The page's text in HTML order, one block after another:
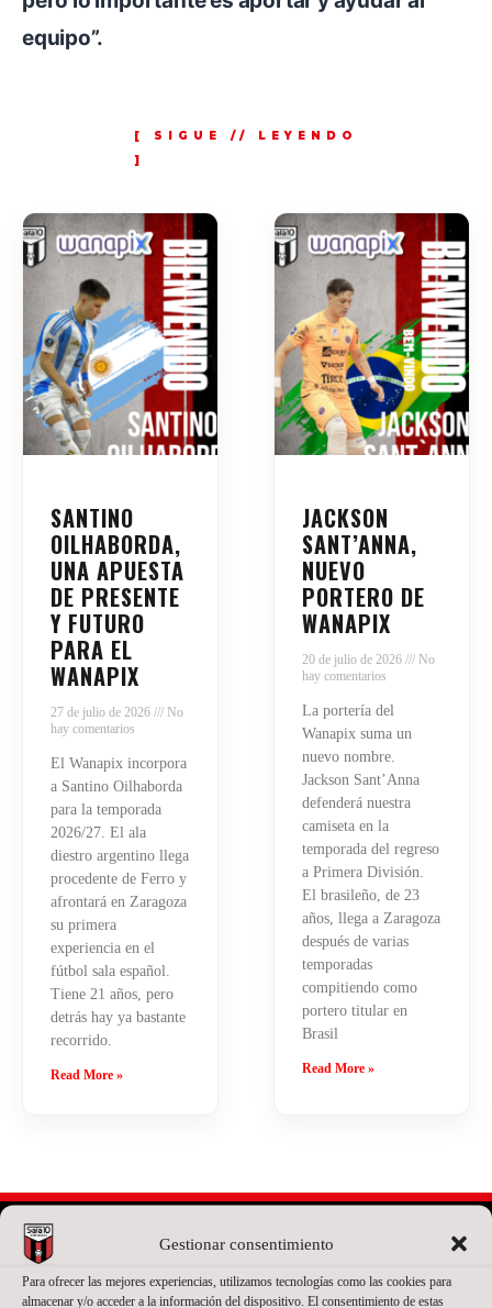
Gestionar consentimiento
Para ofrecer las mejores experiencias, utilizamos tecnologías como las cookies para
almacenar y/o acceder a la información del dispositivo. El consentimiento de estas
equipo”.
SANTINO
OILHABORDA,
UNA APUESTA
DE PRESENTE
Y FUTURO
PARA EL
WANAPIX
27 de julio de 2026
No
hay comentarios
El Wanapix incorpora
a Santino Oilhaborda
para la temporada
2026/27. El ala
diestro argentino llega
procedente de Ferro y
afrontará en Zaragoza
su primera
experiencia en el
fútbol sala español.
Tiene 21 años, pero
detrás hay ya bastante
recorrido.
Read More »
JACKSON
SANT’ANNA,
NUEVO
PORTERO DE
WANAPIX
20 de julio de 2026
No
hay comentarios
La portería del
Wanapix suma un
nuevo nombre.
Jackson Sant’Anna
defenderá nuestra
camiseta en la
temporada del regreso
a Primera División.
El brasileño, de 23
años, llega a Zaragoza
después de varias
temporadas
compitiendo como
portero titular en
Brasil
Read More »
PATROCINADOR PRINCIPAL